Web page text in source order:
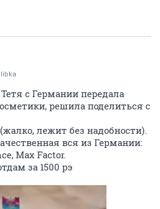
с Германии передала
решила поделиться с
лежит без надобности).
вся из Германии:
Max Factor.
за 1500 рэ